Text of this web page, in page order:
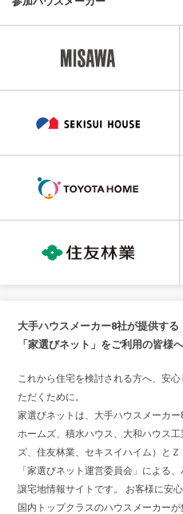
大手ハウスメーカー8社が提供する
「家選びネット」をご利用の皆様
これから住宅を検討される方へ、安
ただくために。
家選びネットは、大手ハウスメーカ
ホームズ、積水ハウス、大和ハウス
ズ、住友林業、セキスイハイム）と
「家選びネット運営委員会」による
譲宅地情報サイトです。 お客様に安
国内トップクラスのハウスメーカー